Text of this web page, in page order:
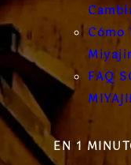
FAQ
EN 1